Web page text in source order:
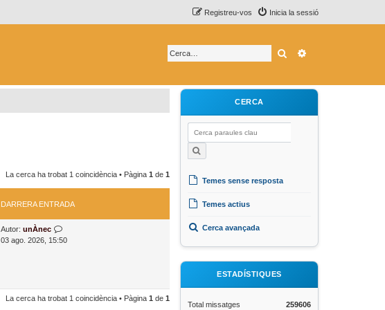
Inicia la sessió
Registreu-vos
Cerca
La cerca ha trobat 1 coincidència • Pàgina 1 de 1
DARRERA ENTRADA
D
a
Autor: unÀnec
03 ago. 2026, 15:50
La cerca ha trobat 1 coincidència • Pàgina 1 de 1
CERCA
Temes sense resposta
Temes actius
Cerca avançada
ESTADÍSTIQUES
Total missatges 259606